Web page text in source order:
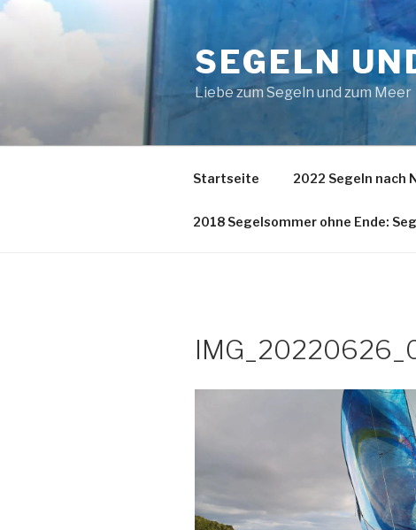
Zum
SEGELN
Liebe zum Segeln und zum Meer
Startseite 2022 Segeln nach
2018 Segelsommer ohne Ende: